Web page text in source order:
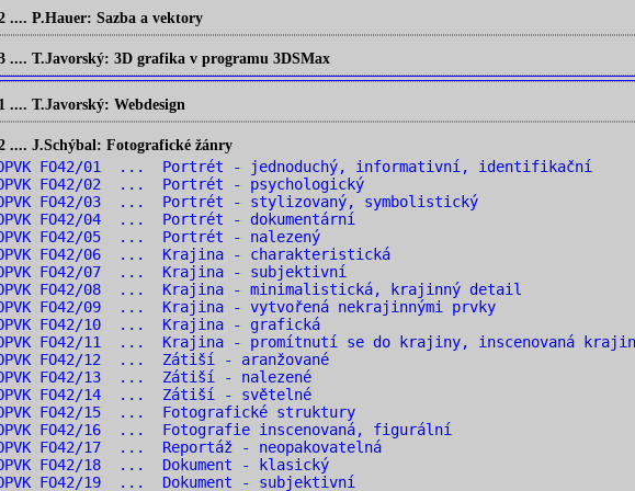
.... P.Hauer: Sazba a vektory
.... T.Javorský: 3D grafika v programu 3DSMax
.... T.Javorský: Webdesign
.... J.Schýbal: Fotografické žánry
OPVK FO42/01 ... Portrét - jednoduchý, informativní, identifikační
FO42/02 ... Portrét - psychologický
OPVK FO42/03 ... Portrét - stylizovaný, symbolistický
FO42/04 ... Portrét - dokumentární
FO42/05 ... Portrét - nalezený
OPVK FO42/06 ... Krajina - charakteristická
OPVK FO42/07 ... Krajina - subjektivní
OPVK FO42/08 ... Krajina - minimalistická, krajinný detail
FO42/09 ... Krajina - vytvořená nekrajinnými prvky
OPVK FO42/10 ... Krajina - grafická
OPVK FO42/11 ... Krajina - promítnutí se do krajiny, inscenovaná
FO42/12 ... Zátiší - aranžované
FO42/13 ... Zátiší - nalezené
OPVK FO42/14 ... Zátiší - světelné
FO42/15 ... Fotografické struktury
FO42/16 ... Fotografie inscenovaná, figurální
FO42/17 ... Reportáž - neopakovatelná
FO42/18 ... Dokument - klasický
FO42/19 ... Dokument - subjektivní